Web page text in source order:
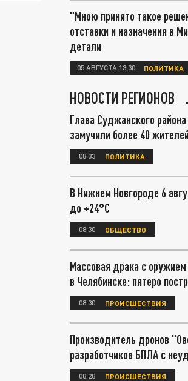
"Мною принято такое
отставки и назначения в
детали
05 АВГУСТА 13:30 ПОЛИТИКА
НОВОСТИ РЕГИОНОВ
Глава Суджанского
замучили более 40
08:33 ПОЛИТИКА
В Нижнем Новгороде 6
до +24°С
08:30 ОБЩЕСТВО
Массовая драка с
в Челябинске: пятеро
08:30 ПРОИСШЕСТВИЯ
Производитель дронов
разработчиков БПЛА с
08:28 ПРОИСШЕСТВИЯ